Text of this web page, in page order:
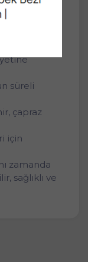
Lezzetli
sağlar.
süreli
çapraz
için
zamanda
sağlıklı ve